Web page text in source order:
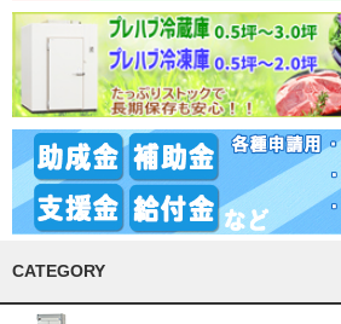
CATEGORY